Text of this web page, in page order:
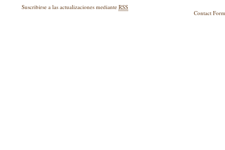
Suscribirse a las actualizaciones medianteRSS
Contact Form